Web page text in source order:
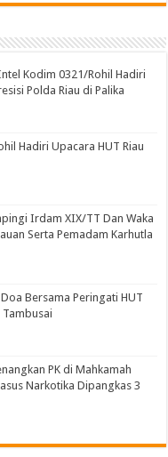
Kodim 0321/Rohil Hadiri
Polda Riau di Palika
Hadiri Upacara HUT Riau
Irdam XIX/TT Dan Waka
Serta Pemadam Karhutla
Bersama Peringati HUT
Tambusai
PK di Mahkamah
Narkotika Dipangkas 3